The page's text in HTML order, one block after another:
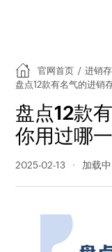
官网首页 / 进销
盘点12款有名气的进销
盘点12款
你用过哪
2025-02-13 732 阅